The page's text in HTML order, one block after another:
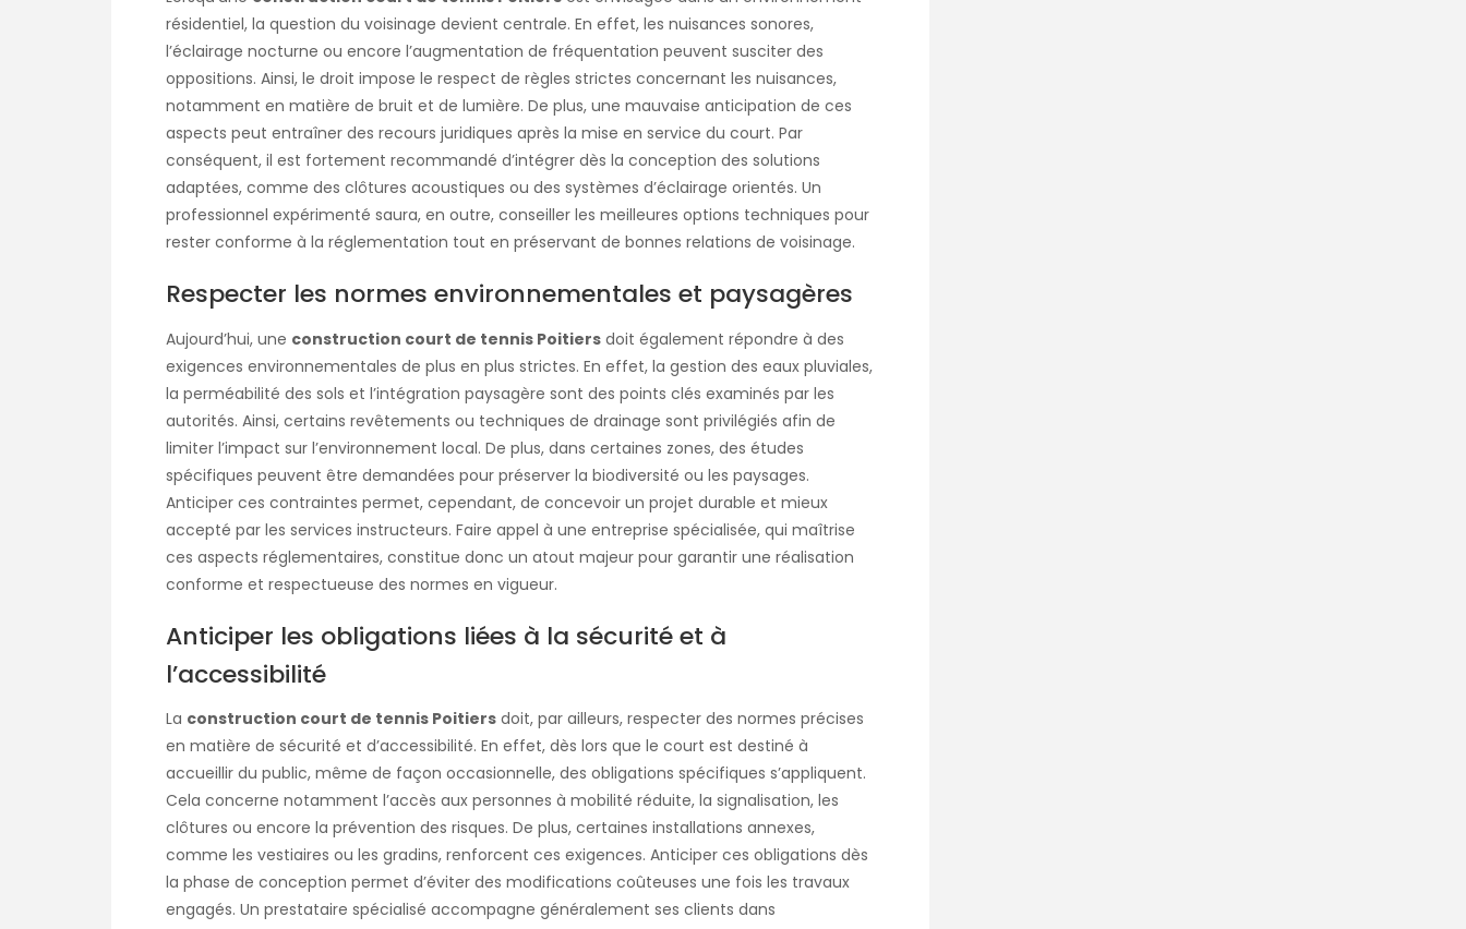
résidentiel, la question du voisinage devient centrale. En effet, les nuisances sonores,
l’éclairage nocturne ou encore l’augmentation de fréquentation peuvent susciter des
oppositions. Ainsi, le droit impose le respect de règles strictes concernant les nuisances,
notamment en matière de bruit et de lumière. De plus, une mauvaise anticipation de ces
aspects peut entraîner des recours juridiques après la mise en service du court. Par
conséquent, il est fortement recommandé d’intégrer dès la conception des solutions
adaptées, comme des clôtures acoustiques ou des systèmes d’éclairage orientés. Un
professionnel expérimenté saura, en outre, conseiller les meilleures options techniques pour
rester conforme à la réglementation tout en préservant de bonnes relations de voisinage.
Respecter les normes environnementales et paysagères
Aujourd’hui, une construction court de tennis Poitiers doit également répondre à des
exigences environnementales de plus en plus strictes. En effet, la gestion des eaux pluviales,
la perméabilité des sols et l’intégration paysagère sont des points clés examinés par les
autorités. Ainsi, certains revêtements ou techniques de drainage sont privilégiés afin de
limiter l’impact sur l’environnement local. De plus, dans certaines zones, des études
spécifiques peuvent être demandées pour préserver la biodiversité ou les paysages.
Anticiper ces contraintes permet, cependant, de concevoir un projet durable et mieux
accepté par les services instructeurs. Faire appel à une entreprise spécialisée, qui maîtrise
ces aspects réglementaires, constitue donc un atout majeur pour garantir une réalisation
conforme et respectueuse des normes en vigueur.
Anticiper les obligations liées à la sécurité et à
l’accessibilité
La construction court de tennis Poitiers doit, par ailleurs, respecter des normes précises
en matière de sécurité et d’accessibilité. En effet, dès lors que le court est destiné à
accueillir du public, même de façon occasionnelle, des obligations spécifiques s’appliquent.
Cela concerne notamment l’accès aux personnes à mobilité réduite, la signalisation, les
clôtures ou encore la prévention des risques. De plus, certaines installations annexes,
comme les vestiaires ou les gradins, renforcent ces exigences. Anticiper ces obligations dès
la phase de conception permet d’éviter des modifications coûteuses une fois les travaux
engagés. Un prestataire spécialisé accompagne généralement ses clients dans